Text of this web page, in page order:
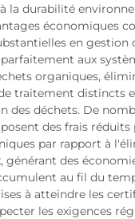
la durabilité
économiques
en gestion
aux
organiques,
traitement distincts
des déchets. De
des frais
par rapport à
générant des
au fil du
à atteindre les
les exigences